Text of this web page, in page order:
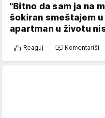
"Bitno da sam ja na
šokiran smeštajem
apartman u životu
Reaguj Komentariši